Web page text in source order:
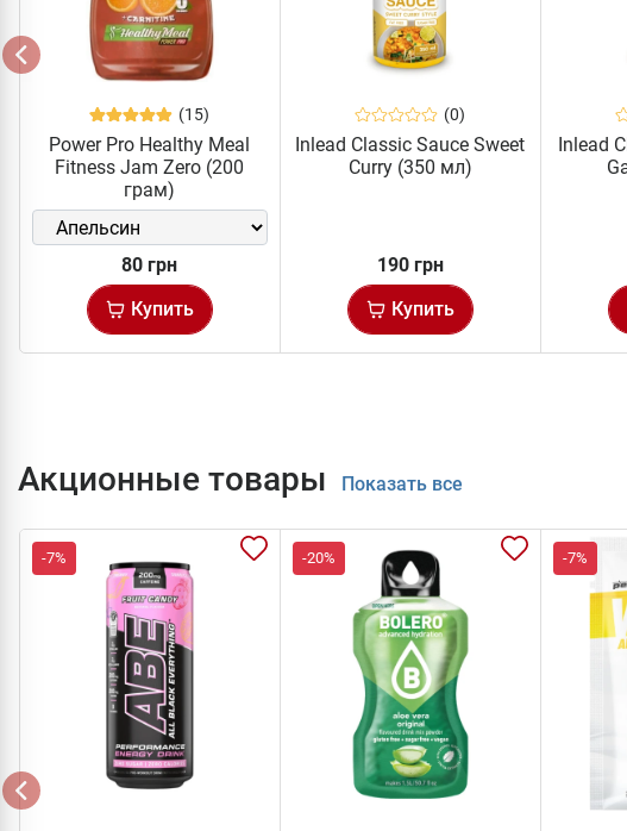
(15)
Power Pro Healthy Meal
Fitness Jam Zero (200
грам)
80 грн
Купить
(0)
Inlead Classic Sauce Sweet
Curry (350 мл)
190 грн
Купить
Inlead
Акционные товары Показать все
-7% -20% -7%